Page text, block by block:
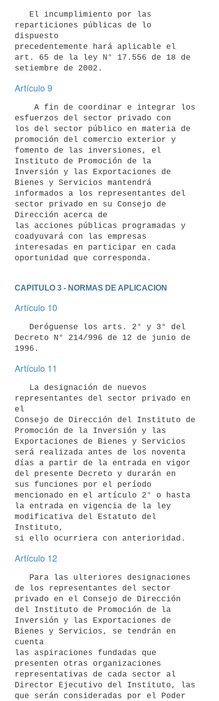
reparticiones públicas de lo
dispuesto
precedentemente hará aplicable el
art. 65 de la ley N° 17.556 de 18 de
Artículo 9
esfuerzos del sector privado con
los del sector público en materia de
promoción del comercio exterior y
fomento de las inversiones, el
Instituto de Promoción de la
Inversión y las Exportaciones de
Bienes y Servicios mantendrá
informados a los representantes del
sector privado en su Consejo de
Dirección acerca de
las acciones públicas programadas y
coadyuvará con las empresas
interesadas en participar en cada
CAPITULO 3 - NORMAS DE APLICACION
Artículo 10
Decreto N° 214/996 de 12 de junio de
Artículo 11
representantes del sector privado en
el
Consejo de Dirección del Instituto de
Promoción de la Inversión y las
Exportaciones de Bienes y Servicios
será realizada antes de los noventa
días a partir de la entrada en vigor
del presente Decreto y durarán en
sus funciones por el período
mencionado en el artículo 2° o hasta
la entrada en vigencia de la ley
modificativa del Estatuto del
Instituto,
Artículo 12
de los representantes del sector
privado en el Consejo de Dirección
del Instituto de Promoción de la
Inversión y las Exportaciones de
Bienes y Servicios, se tendrán en
cuenta
las aspiraciones fundadas que
presenten otras organizaciones
representativas de cada sector al
Director Ejecutivo del Instituto, las
que serán consideradas por el Poder